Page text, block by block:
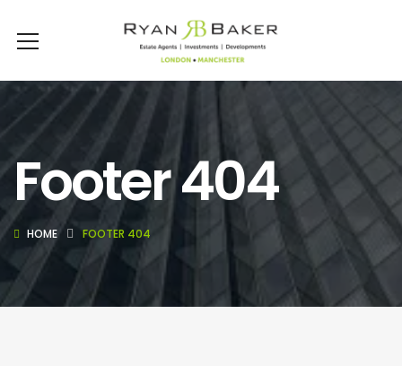
Footer 404
HOME FOOTER 404